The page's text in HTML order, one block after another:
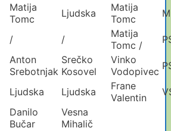
Matija
Tomc
Ljudska
Matija
Tomc
/ /
Matija
Tomc /
Anton
Srebotnjak
Srečko
Kosovel
Vinko
Vodopivec
Ljudska Ljudska
Frane
Valentin
Danilo
Bučar
Vesna
Mihalič